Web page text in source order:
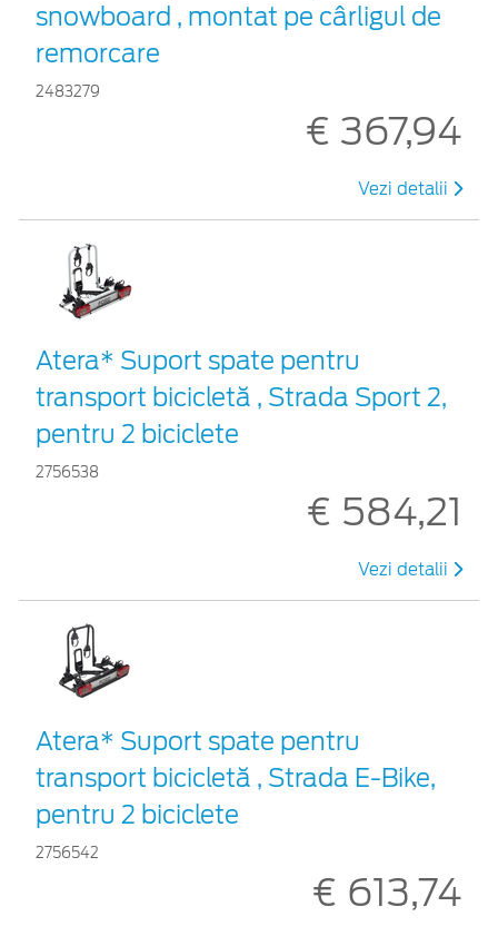
snowboard , montat pe cârligul de
remorcare
2483279
€ 367,94
Vezi detalii
Atera* Suport spate pentru
transport bicicletă , Strada Sport 2,
pentru 2 biciclete
2756538
€ 584,21
Vezi detalii
Atera* Suport spate pentru
transport bicicletă , Strada E-Bike,
pentru 2 biciclete
2756542
€ 613,74